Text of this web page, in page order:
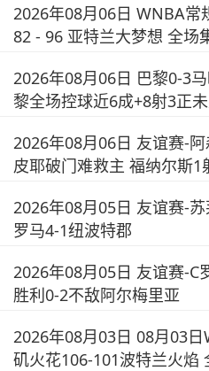
2026年08月06日 WNBA常
82 - 96 亚特兰大梦想 全场
2026年08月06日 巴黎0-3
黎全场控球近6成+8射3正
2026年08月06日 友谊赛-
皮耶破门难救主 福纳尔斯1
2026年08月05日 友谊赛-
罗马4-1纽波特郡
2026年08月05日 友谊赛-C
胜利0-2不敌阿尔梅里亚
2026年08月03日 08月03
矶火花106-101波特兰火焰